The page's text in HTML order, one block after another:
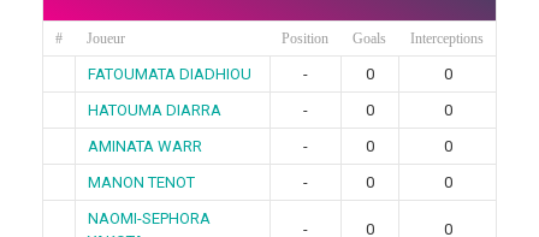
# Joueur Position Goals Interceptions
FATOUMATA DIADHIOU - 0
0
HATOUMA DIARRA
- 0
0
AMINATA WARR
- 0
0
MANON TENOT
- 0
0
NAOMI-SEPHORA
- 0 0